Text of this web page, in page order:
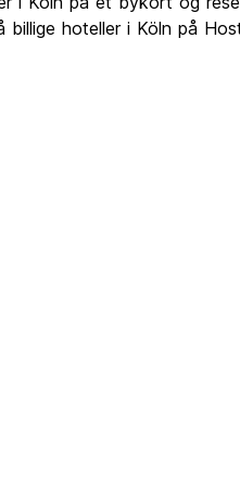
billige hoteller i Köln på